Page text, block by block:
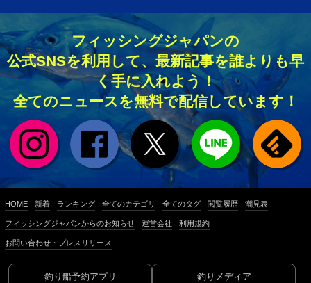
フィッシングジャパンの
公式SNSを利用して、最新記事を誰よりも早
く手に入れよう！
全てのニュースを無料で配信しています！
HOME 新着 ランキング 全てのカテゴリ 全てのタグ 閲覧履歴 潮見表
フィッシングジャパンからのお知らせ 運営会社 利用規約
お問い合わせ・プレスリリース
釣り船予約アプリ
釣りメディア